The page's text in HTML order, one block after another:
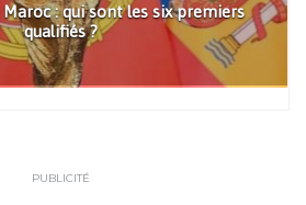
: qui sont les six premiers
qualifiés ?
PUBLICITÉ